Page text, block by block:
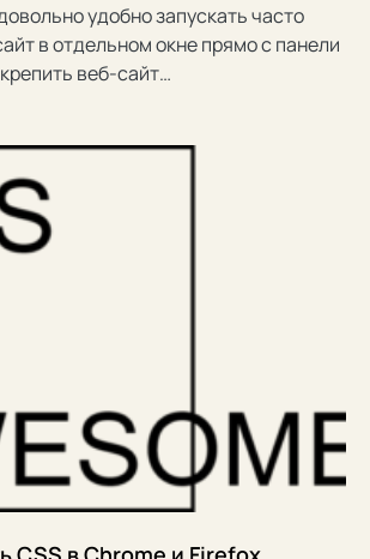
удобно запускать часто
в отдельном окне прямо с панели
веб-сайт…